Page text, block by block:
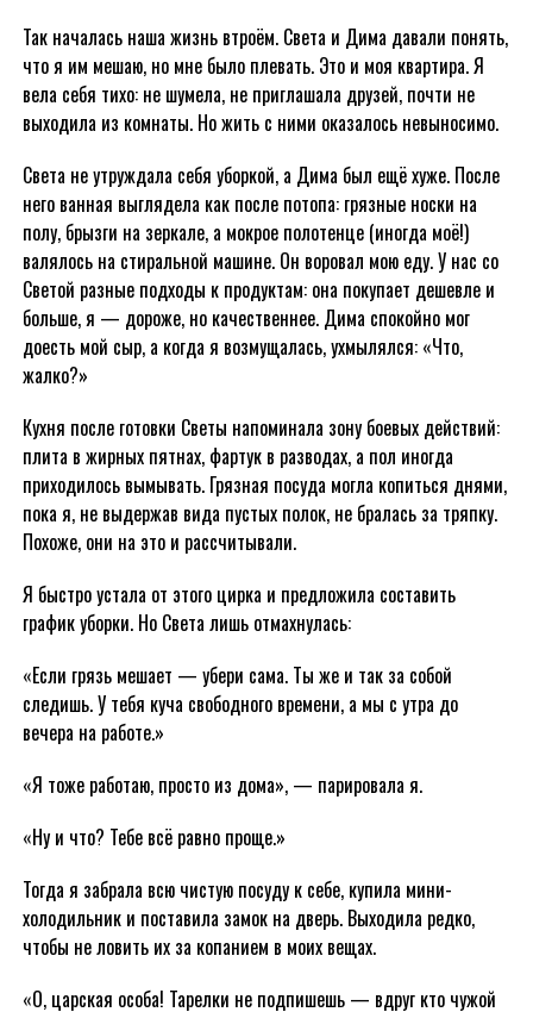
Так началась наша жизнь втроём. Света и Дима давали понять,
что я им мешаю, но мне было плевать. Это и моя квартира. Я
вела себя тихо: не шумела, не приглашала друзей, почти не
выходила из комнаты. Но жить с ними оказалось невыносимо.
Света не утруждала себя уборкой, а Дима был ещё хуже. После
него ванная выглядела как после потопа: грязные носки на
полу, брызги на зеркале, а мокрое полотенце (иногда моё!)
валялось на стиральной машине. Он воровал мою еду. У нас со
Светой разные подходы к продуктам: она покупает дешевле и
больше, я — дороже, но качественнее. Дима спокойно мог
доесть мой сыр, а когда я возмущалась, ухмылялся: «Что,
жалко?»
Кухня после готовки Светы напоминала зону боевых действий:
плита в жирных пятнах, фартук в разводах, а пол иногда
приходилось вымывать. Грязная посуда могла копиться днями,
пока я, не выдержав вида пустых полок, не бралась за тряпку.
Похоже, они на это и рассчитывали.
Я быстро устала от этого цирка и предложила составить
график уборки. Но Света лишь отмахнулась:
«Если грязь мешает — убери сама. Ты же и так за собой
следишь. У тебя куча свободного времени, а мы с утра до
вечера на работе.»
«Я тоже работаю, просто из дома», — парировала я.
«Ну и что? Тебе всё равно проще.»
Тогда я забрала всю чистую посуду к себе, купила мини-
холодильник и поставила замок на дверь. Выходила редко,
чтобы не ловить их за копанием в моих вещах.
«О, царская особа! Тарелки не подпишешь — вдруг кто чужой